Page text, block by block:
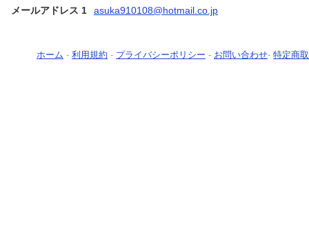
メールアドレス 1 asuka910108@hotmail.co.jp
ホーム - 利用規約 - プライバシーポリシー - お問い合わせ- 特定商